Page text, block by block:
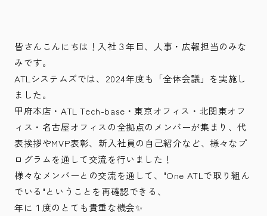
皆さんこんにちは！入社３年目、人事・広報担当のみな
みです。
ATLシステムズでは、2024年度も「全体会議」を実施し
ました。
甲府本店・ATL Tech-base・東京オフィス・北関東オフ
ィス・名古屋オフィスの全拠点のメンバーが集まり、代
表挨拶やMVP表彰、新入社員の自己紹介など、様々なプ
ログラムを通して交流を行いました！
様々なメンバーとの交流を通して、"One ATLで取り組ん
でいる"ということを再確認できる、
年に１度のとても貴重な機会✨